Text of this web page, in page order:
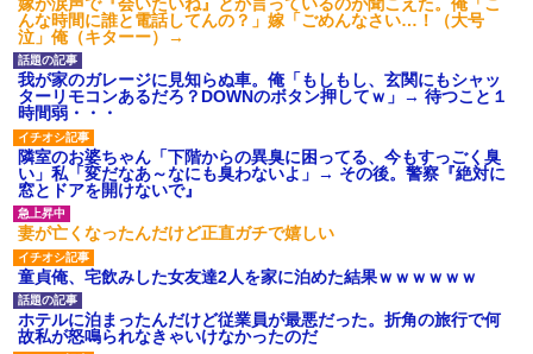
高速道路左車線を制限速度で走
った結果wwwwwwwwwwww
百年の恋12-899 食べた量を
張り合ってくる
【悲報】佐藤輝明・・・２軍
でも盛大にやらかす←あまり悲
しませないでくれ
んな時間に誰と電話してんの？」嫁「ごめんなさい…！（大号
泣」俺（キターー）→
我が家のガレージに見知らぬ車。俺「もしもし、玄関にもシャッ
ターリモコンあるだろ？DOWNのボタン押してｗ」→ 待つこと１
時間弱・・・
隣室のお婆ちゃん「下階からの異臭に困ってる、今もすっごく臭
い」私「変だなあ～なにも臭わないよ」→ その後。警察『絶対に
窓とドアを開けないで』
妻が亡くなったんだけど正直ガチで嬉しい
童貞俺、宅飲みした女友達2人を家に泊めた結果ｗｗｗｗｗｗ
ホテルに泊まったんだけど従業員が最悪だった。折角の旅行で何
故私が怒鳴られなきゃいけなかったのだ